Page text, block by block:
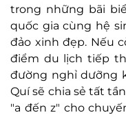
trong những bãi
quốc gia cùng hệ
đảo xinh đẹp. Nếu
điểm du lịch tiếp
đường nghỉ dưỡng
Quí sẽ chia sẻ tất
"a đến z" cho